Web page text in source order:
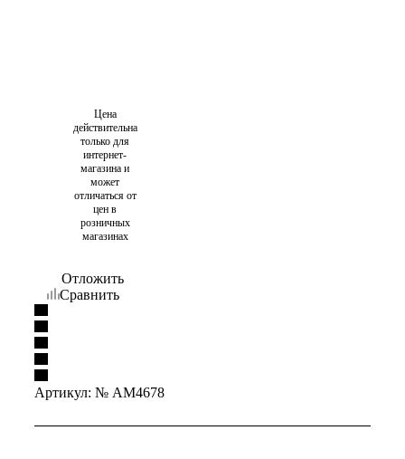
Цена
действительна
только для
интернет-
магазина и
может
отличаться от
цен в
розничных
магазинах
Отложить
Сравнить
Артикул: № AM4678